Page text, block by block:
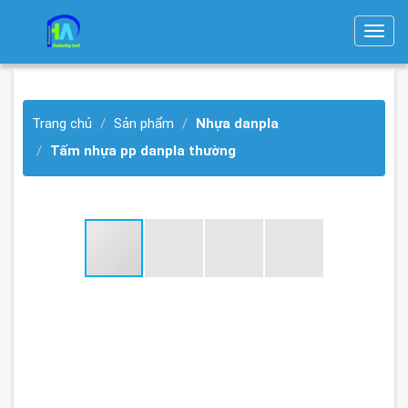
T
g
Trang chủ Sản phẩm
Nhựa danpla
Tấm nhựa pp danpla thường